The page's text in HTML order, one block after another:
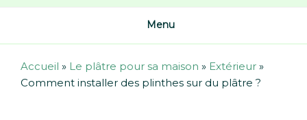
Menu
Accueil » Le plâtre pour sa maison » Extérieur »
Comment installer des plinthes sur du plâtre ?